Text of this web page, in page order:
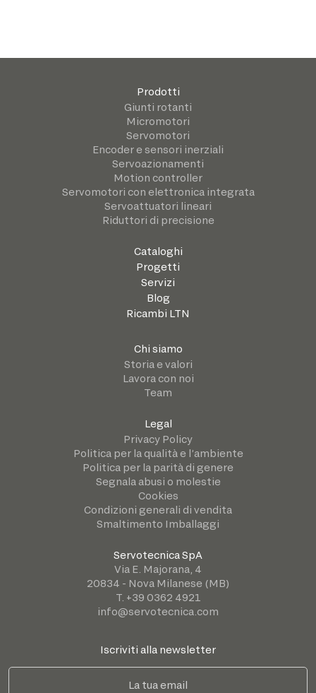
Prodotti
Giunti rotanti
Micromotori
Servomotori
Encoder e sensori inerziali
Servoazionamenti
Motion controller
Servomotori con elettronica integrata
Servoattuatori lineari
Riduttori di precisione
Cataloghi
Progetti
Servizi
Blog
Ricambi LTN
Chi siamo
Storia e valori
Lavora con noi
Team
Legal
Privacy Policy
Politica per la qualità e l’ambiente
Politica per la parità di genere
Segnala abusi o molestie
Cookies
Condizioni generali di vendita
Smaltimento Imballaggi
Servotecnica SpA
Via E. Majorana, 4
20834 - Nova Milanese (MB)
T. +39 0362 4921
info@servotecnica.com
Iscriviti alla newsletter